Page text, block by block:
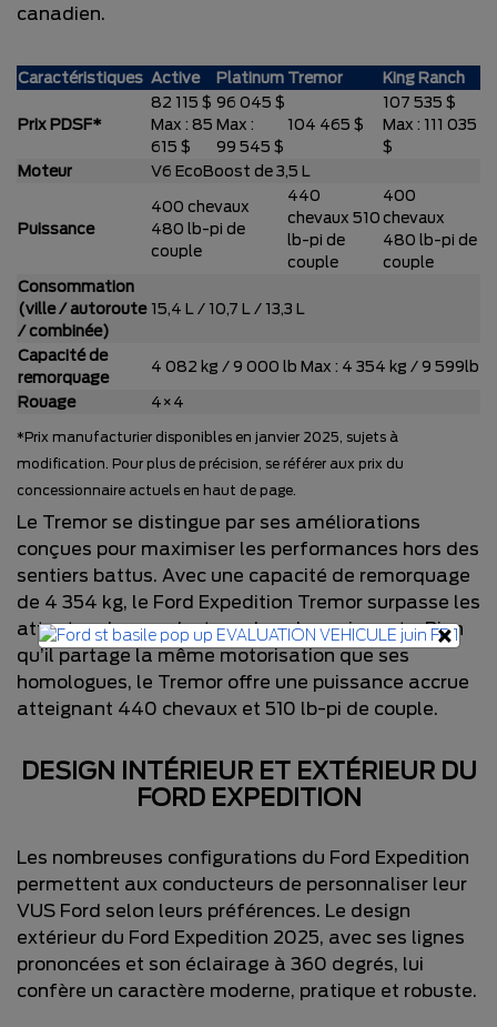
canadien.
Caractéristiques Active Platinum Tremor King Ranch
Prix PDSF*
82 115 $
Max : 85
615 $
96 045 $
Max :
99 545 $
104 465 $
107 535 $
Max : 111 035
$
Moteur
V6 EcoBoost de 3,5 L
Puissance
400 chevaux
480 lb-pi de
couple
440
chevaux 510
lb-pi de
couple
400
chevaux
480 lb-pi de
couple
Consommation
(ville / autoroute
/ combinée)
15,4 L / 10,7 L / 13,3 L
Capacité de
remorquage
4 082 kg / 9 000 lb Max : 4 354 kg / 9 599lb
Rouage
4×4
*Prix manufacturier disponibles en janvier 2025, sujets à
modification. Pour plus de précision, se référer aux prix du
concessionnaire actuels en haut de page.
Le Tremor se distingue par ses améliorations
conçues pour maximiser les performances hors des
sentiers battus. Avec une capacité de remorquage
de 4 354 kg, le Ford Expedition Tremor surpasse les
attentes des conducteurs les plus exigeants. Bien
qu’il partage la même motorisation que ses
homologues, le Tremor offre une puissance accrue
atteignant 440 chevaux et 510 lb-pi de couple.
DESIGN INTÉRIEUR ET EXTÉRIEUR DU
FORD EXPEDITION
Les nombreuses configurations du Ford Expedition
permettent aux conducteurs de personnaliser leur
VUS Ford selon leurs préférences. Le design
extérieur du Ford Expedition 2025, avec ses lignes
prononcées et son éclairage à 360 degrés, lui
confère un caractère moderne, pratique et robuste.
×